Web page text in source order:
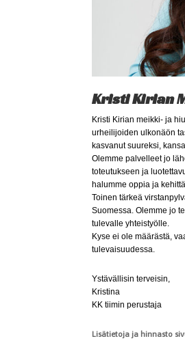
Kristi Kirian
Kristi Kirian meikki- ja
urheilijoiden ulkonäön
kasvanut suureksi,
Olemme palvelleet jo
toteutukseen ja
halumme oppia ja
Toinen tärkeä
Suomessa. Olemme jo
tulevalle yhteistyölle.
Kyse ei ole määrästä,
tulevaisuudessa.
Ystävällisin terveisin,
Kristina
KK tiimin perustaja
Lisätietoja ja hinnasto